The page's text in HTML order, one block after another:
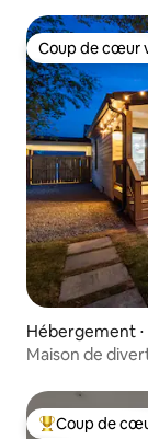
Coup de cœur
Coup de cœur
Hébergement
Maison de
Coups de
Coup de